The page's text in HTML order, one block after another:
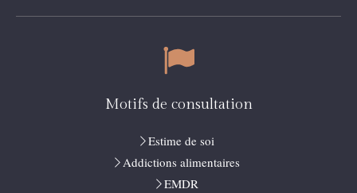
Motifs de consultation
Estime de soi
Addictions alimentaires
EMDR